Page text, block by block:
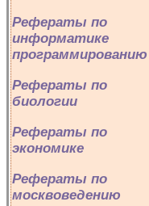
Рефераты по
информатике
программированию
Рефераты по
биологии
Рефераты по
экономике
Рефераты по
москвоведению